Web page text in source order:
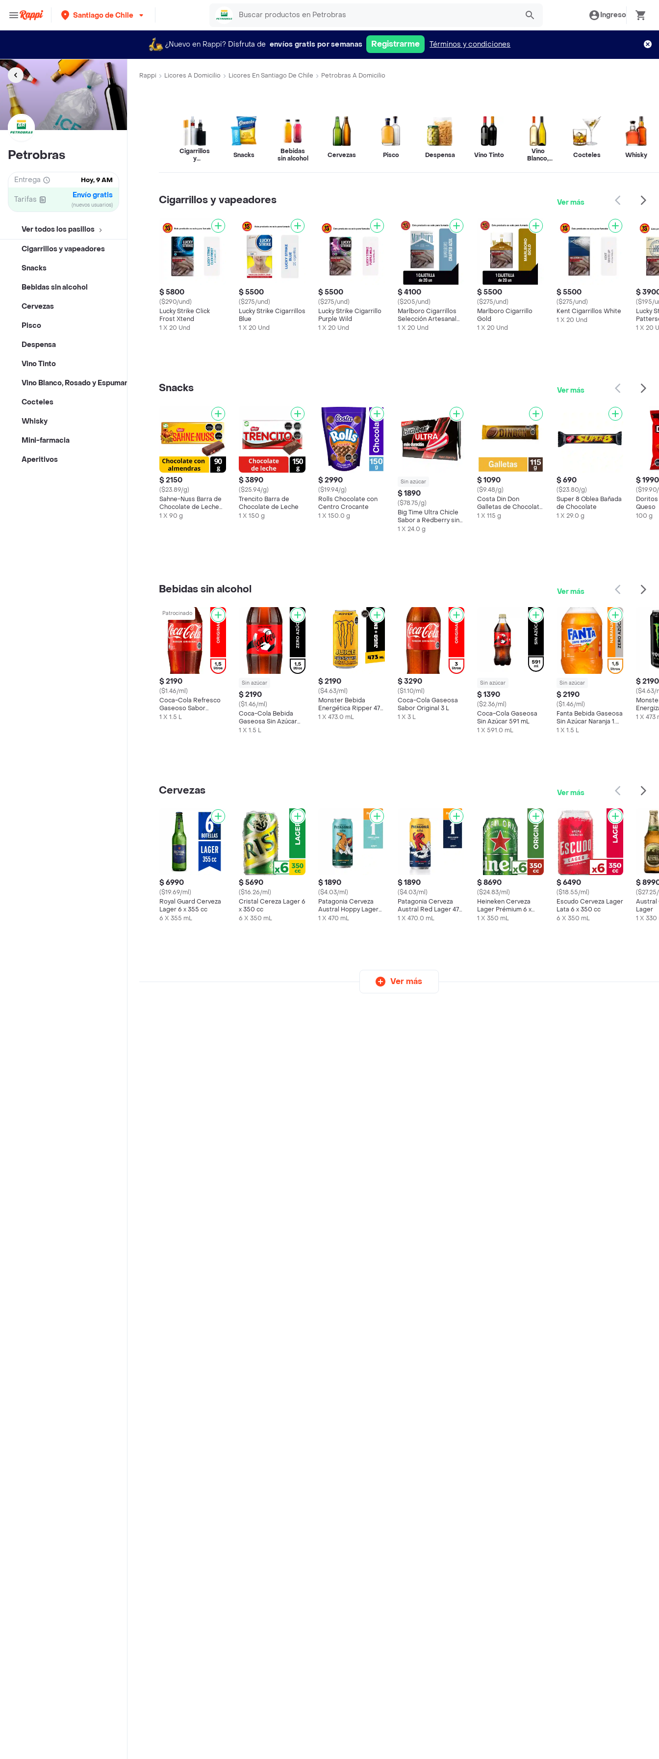
Santiago de Chile Ingreso
¿Nuevo en Rappi? Disfruta de envíos gratis por semanas Registrarme Términos y condiciones
Petrobras
Entrega Hoy, 9 AM
Tarifas Envío gratis
(nuevos usuarios)
Ver todos los pasillos
Cigarrillos y vapeadores
Snacks
Bebidas sin alcohol
Cervezas
Pisco
Despensa
Vino Tinto
Vino Blanco, Rosado y Espumante
Cocteles
Whisky
Mini-farmacia
Aperitivos
Rappi Licores A Domicilio Licores En Santiago De Chile Petrobras A Domicilio
Cigarrillos
y
Snacks
Bebidas
sin alcohol
Cervezas Pisco Despensa Vino Tinto
Vino
Blanco,
Espumante
Cocteles Whisky
Cigarrillos y vapeadores Ver más
$ 5800
($290/und)
Lucky Strike Click
Frost Xtend
1 X 20 Und
$ 5500
($275/und)
Lucky Strike Cigarrillos
Blue
1 X 20 Und
$ 5500
($275/und)
Lucky Strike Cigarrillo
Purple Wild
1 X 20 Und
$ 4100
($205/und)
Marlboro Cigarrillos
Selección Artesanal
Blue
1 X 20 Und
$ 5500
($275/und)
Marlboro Cigarrillo
Gold
1 X 20 Und
$ 5500
($275/und)
Kent Cigarrillos White
1 X 20 Und
$
($195/
Lucky
1 X 20
Snacks Ver más
$ 2150
($23.89/g)
Sahne-Nuss Barra de
Chocolate de Leche
con Almendras
1 X 90 g
$ 3890
($25.94/g)
Trencito Barra de
Chocolate de Leche
1 X 150 g
$ 2990
($19.94/g)
Rolls Chocolate con
Centro Crocante
1 X 150.0 g
Sin azúcar
$ 1890
($78.75/g)
Big Time Ultra Chicle
Sabor a Redberry sin
Azúcar
1 X 24.0 g
$ 1090
($9.48/g)
Costa Din Don
Galletas de Chocolate
Relleno Crema de
1 X 115 g
$ 690
($23.80/g)
Super 8 Oblea Bañada
de Chocolate
1 X 29.0 g
$ 1990
Queso
100 g
Bebidas sin alcohol Ver más
Patrocinado
$ 2190
($1.46/ml)
Coca-Cola Refresco
Gaseoso Sabor
Original 1.5 L
1 X 1.5 L
Sin azúcar
$ 2190
($1.46/ml)
Coca-Cola Bebida
Gaseosa Sin Azúcar
1.5 L
1 X 1.5 L
$ 2190
($4.63/ml)
Monster Bebida
Energética Ripper 473
cc
1 X 473.0 mL
$ 3290
($1.10/ml)
Coca-Cola Gaseosa
Sabor Original 3 L
1 X 3 L
Sin azúcar
$ 1390
($2.36/ml)
Coca-Cola Gaseosa
Sin Azúcar 591 mL
1 X 591.0 mL
Sin azúcar
$ 2190
($1.46/ml)
Fanta Bebida Gaseosa
Sin Azúcar Naranja 1.5
L1 X 1.5 L
$ 2190
($4.63/
1 X 473
Cervezas Ver más
$ 6990
($19.69/ml)
Royal Guard Cerveza
Lager 6 x 355 cc
6 X 355 mL
$ 5690
($16.26/ml)
Cristal Cereza Lager 6
x 350 cc
6 X 350 mL
$ 1890
($4.03/ml)
Patagonia Cerveza
Austral Hoppy Lager
en Lata 470 cc
1 X 470 mL
$ 1890
($4.03/ml)
Patagonia Cerveza
Austral Red Lager 470
cc
1 X 470.0 mL
$ 8690
($24.83/ml)
Heineken Cerveza
Lager Prémium 6 x
350 cc
1 X 350 mL
$ 6490
($18.55/ml)
Escudo Cerveza Lager
Lata 6 x 350 cc
6 X 350 mL
$
Austral
Lager
1 X 330
Ver más